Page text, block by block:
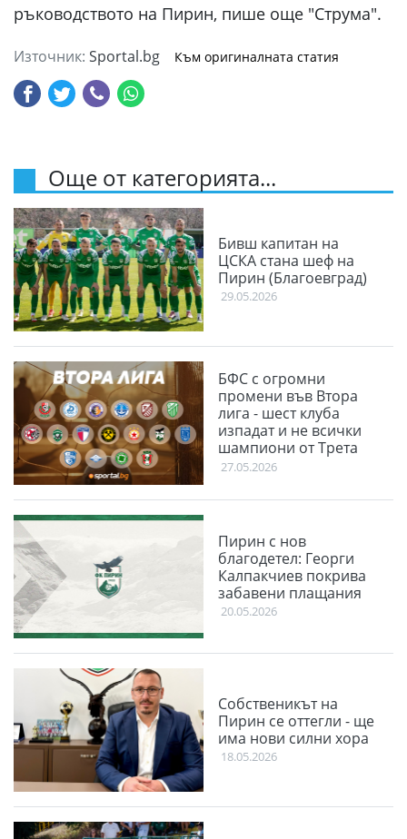
ръководството на Пирин, пише още "Струма".
Източник: Sportal.bg Към оригиналната статия
Още от категорията...
Бивш капитан на
ЦСКА стана шеф на
Пирин (Благоевград)
29.05.2026
БФС с огромни
промени във Втора
лига - шест клуба
изпадат и не всички
шампиони от Трета
лига ще влизат
27.05.2026
Пирин с нов
благодетел: Георги
Калпакчиев покрива
забавени плащания
20.05.2026
Собственикът на
Пирин се оттегли - ще
има нови силни хора
18.05.2026